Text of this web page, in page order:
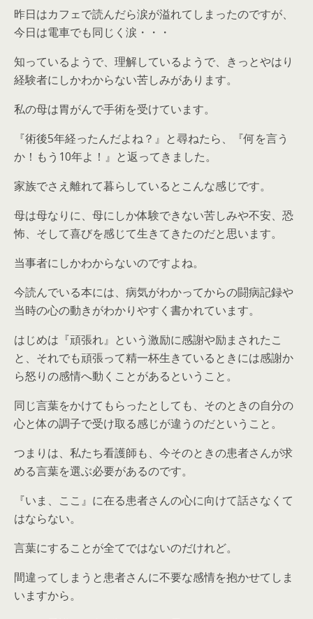
昨日はカフェで読んだら涙が溢れてしまったのですが、
今日は電車でも同じく涙・・・
知っているようで、理解しているようで、きっとやはり
経験者にしかわからない苦しみがあります。
私の母は胃がんで手術を受けています。
『術後5年経ったんだよね？』と尋ねたら、『何を言う
か！もう10年よ！』と返ってきました。
家族でさえ離れて暮らしているとこんな感じです。
母は母なりに、母にしか体験できない苦しみや不安、恐
怖、そして喜びを感じて生きてきたのだと思います。
当事者にしかわからないのですよね。
今読んでいる本には、病気がわかってからの闘病記録や
当時の心の動きがわかりやすく書かれています。
はじめは『頑張れ』という激励に感謝や励まされたこ
と、それでも頑張って精一杯生きているときには感謝か
ら怒りの感情へ動くことがあるということ。
同じ言葉をかけてもらったとしても、そのときの自分の
心と体の調子で受け取る感じが違うのだということ。
つまりは、私たち看護師も、今そのときの患者さんが求
める言葉を選ぶ必要があるのです。
『いま、ここ』に在る患者さんの心に向けて話さなくて
はならない。
言葉にすることが全てではないのだけれど。
間違ってしまうと患者さんに不要な感情を抱かせてしま
いますから。